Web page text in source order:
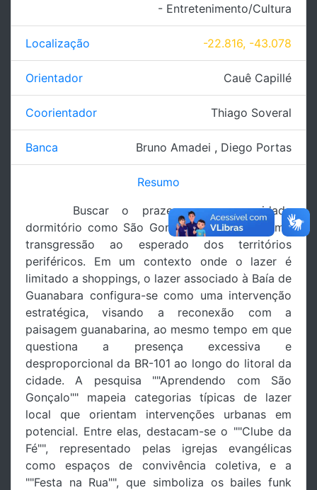
- Entretenimento/Cultura
Localização -22.816, -43.078
Orientador Cauê Capillé
Coorientador Thiago Soveral
Banca Bruno Amadei , Diego Portas
Resumo
Buscar o prazer em uma cidade
dormitório como São Gonçalo pode soar como
transgressão ao esperado dos territórios
periféricos. Em um contexto onde o lazer é
limitado a shoppings, o lazer associado à Baía de
Guanabara configura-se como uma intervenção
estratégica, visando a reconexão com a
paisagem guanabarina, ao mesmo tempo em que
questiona a presença excessiva e
desproporcional da BR-101 ao longo do litoral da
cidade. A pesquisa ""Aprendendo com São
Gonçalo"" mapeia categorias típicas de lazer
local que orientam intervenções urbanas em
potencial. Entre elas, destacam-se o ""Clube da
Fé"", representado pelas igrejas evangélicas
como espaços de convivência coletiva, e a
""Festa na Rua"", que simboliza os bailes funk